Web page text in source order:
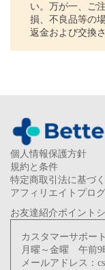
い。万が一、ご
損、不良品等の
返金および交換
個人情報保護方針
規約と条件
特定商取引法に基づ
アフィリエイトプロ
お友達紹介ポイント
カスタマーサポー
月曜～金曜 午前9
メールアドレス：